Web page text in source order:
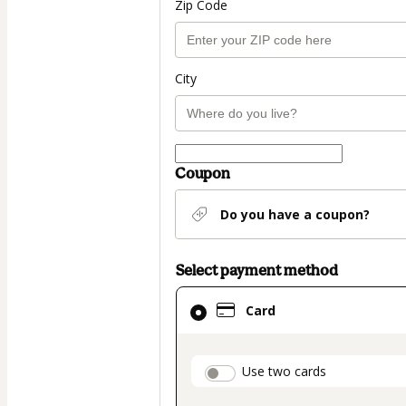
Zip Code
City
Coupon
Do you have a coupon?
Select payment method
Card
Use two cards
Card
selected
method